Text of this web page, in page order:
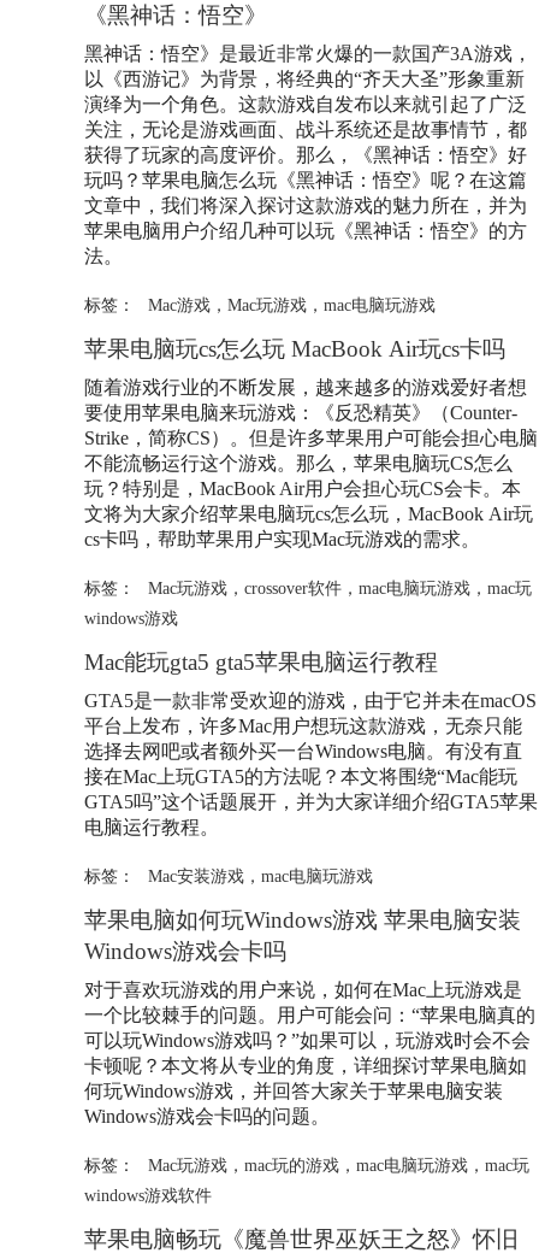
《黑神话：悟空》
黑神话：悟空》是最近非常火爆的一款国产3A游戏，
以《西游记》为背景，将经典的“齐天大圣”形象重新
演绎为一个角色。这款游戏自发布以来就引起了广泛
关注，无论是游戏画面、战斗系统还是故事情节，都
获得了玩家的高度评价。那么，《黑神话：悟空》好
玩吗？苹果电脑怎么玩《黑神话：悟空》呢？在这篇
文章中，我们将深入探讨这款游戏的魅力所在，并为
苹果电脑用户介绍几种可以玩《黑神话：悟空》的方
法。
标签： Mac游戏， Mac玩游戏， mac电脑玩游戏
苹果电脑玩cs怎么玩 MacBook Air玩cs卡吗
随着游戏行业的不断发展，越来越多的游戏爱好者想
要使用苹果电脑来玩游戏：《反恐精英》（Counter-
Strike，简称CS）。但是许多苹果用户可能会担心电脑
不能流畅运行这个游戏。那么，苹果电脑玩CS怎么
玩？特别是，MacBook Air用户会担心玩CS会卡。本
文将为大家介绍苹果电脑玩cs怎么玩，MacBook Air玩
cs卡吗，帮助苹果用户实现Mac玩游戏的需求。
标签： Mac玩游戏， crossover软件， mac电脑玩游戏， mac玩
windows游戏
Mac能玩gta5 gta5苹果电脑运行教程
GTA5是一款非常受欢迎的游戏，由于它并未在macOS
平台上发布，许多Mac用户想玩这款游戏，无奈只能
选择去网吧或者额外买一台Windows电脑。有没有直
接在Mac上玩GTA5的方法呢？本文将围绕“Mac能玩
GTA5吗”这个话题展开，并为大家详细介绍GTA5苹果
电脑运行教程。
标签： Mac安装游戏， mac电脑玩游戏
苹果电脑如何玩Windows游戏 苹果电脑安装
Windows游戏会卡吗
对于喜欢玩游戏的用户来说，如何在Mac上玩游戏是
一个比较棘手的问题。用户可能会问：“苹果电脑真的
可以玩Windows游戏吗？”如果可以，玩游戏时会不会
卡顿呢？本文将从专业的角度，详细探讨苹果电脑如
何玩Windows游戏，并回答大家关于苹果电脑安装
Windows游戏会卡吗的问题。
标签： Mac玩游戏， mac玩的游戏， mac电脑玩游戏， mac玩
windows游戏软件
苹果电脑畅玩《魔兽世界巫妖王之怒》怀旧